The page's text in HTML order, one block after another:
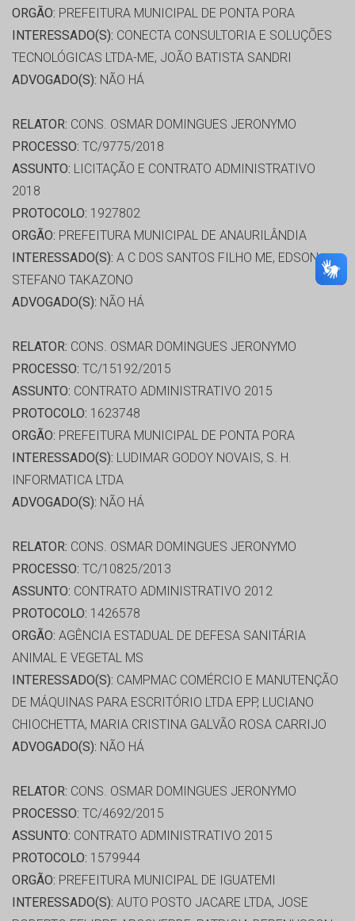
ORGÃO: PREFEITURA MUNICIPAL DE PONTA PORA
INTERESSADO(S): CONECTA CONSULTORIA E SOLUÇÕES
TECNOLÓGICAS LTDA-ME, JOÃO BATISTA SANDRI
ADVOGADO(S): NÃO HÁ
RELATOR: CONS. OSMAR DOMINGUES JERONYMO
PROCESSO: TC/9775/2018
ASSUNTO: LICITAÇÃO E CONTRATO ADMINISTRATIVO
2018
PROTOCOLO: 1927802
ORGÃO: PREFEITURA MUNICIPAL DE ANAURILÂNDIA
INTERESSADO(S): A C DOS SANTOS FILHO ME, EDSON
STEFANO TAKAZONO
ADVOGADO(S): NÃO HÁ
RELATOR: CONS. OSMAR DOMINGUES JERONYMO
PROCESSO: TC/15192/2015
ASSUNTO: CONTRATO ADMINISTRATIVO 2015
PROTOCOLO: 1623748
ORGÃO: PREFEITURA MUNICIPAL DE PONTA PORA
INTERESSADO(S): LUDIMAR GODOY NOVAIS, S. H.
INFORMATICA LTDA
ADVOGADO(S): NÃO HÁ
RELATOR: CONS. OSMAR DOMINGUES JERONYMO
PROCESSO: TC/10825/2013
ASSUNTO: CONTRATO ADMINISTRATIVO 2012
PROTOCOLO: 1426578
ORGÃO: AGÊNCIA ESTADUAL DE DEFESA SANITÁRIA
ANIMAL E VEGETAL MS
INTERESSADO(S): CAMPMAC COMÉRCIO E MANUTENÇÃO
DE MÁQUINAS PARA ESCRITÓRIO LTDA EPP, LUCIANO
CHIOCHETTA, MARIA CRISTINA GALVÃO ROSA CARRIJO
ADVOGADO(S): NÃO HÁ
RELATOR: CONS. OSMAR DOMINGUES JERONYMO
PROCESSO: TC/4692/2015
ASSUNTO: CONTRATO ADMINISTRATIVO 2015
PROTOCOLO: 1579944
ORGÃO: PREFEITURA MUNICIPAL DE IGUATEMI
INTERESSADO(S): AUTO POSTO JACARE LTDA, JOSE